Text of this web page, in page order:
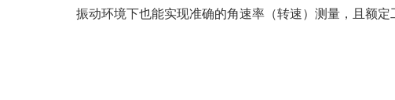
振动环境下也能实现准确的角速率（转速）测量，且额定